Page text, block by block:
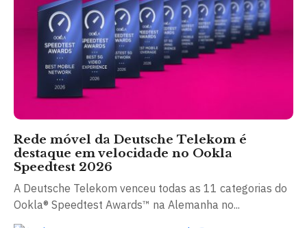
Rede móvel da Deutsche Telekom é
destaque em velocidade no Ookla
Speedtest 2026
A Deutsche Telekom venceu todas as 11 categorias do
Ookla® Speedtest Awards™ na Alemanha no...